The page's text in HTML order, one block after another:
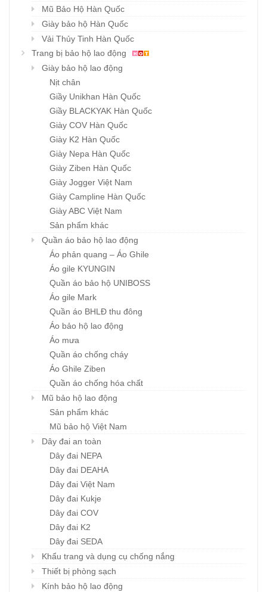
Mũ Bảo Hộ Hàn Quốc
Giày bảo hộ Hàn Quốc
Vải Thủy Tinh Hàn Quốc
Trang bị bảo hộ lao động
Giày bảo hộ lao động
Nịt chân
Giầy Unikhan Hàn Quốc
Giầy BLACKYAK Hàn Quốc
Giày COV Hàn Quốc
Giày K2 Hàn Quốc
Giày Nepa Hàn Quốc
Giày Ziben Hàn Quốc
Giày Jogger Việt Nam
Giày Campline Hàn Quốc
Giày ABC Việt Nam
Sản phẩm khác
Quần áo bảo hộ lao động
Áo phản quang – Áo Ghile
Áo gile KYUNGIN
Quần áo bảo hộ UNIBOSS
Áo gile Mark
Quần áo BHLĐ thu đông
Áo bảo hộ lao động
Áo mưa
Quần áo chống cháy
Áo Ghile Ziben
Quần áo chống hóa chất
Mũ bảo hộ lao động
Sản phẩm khác
Mũ bảo hộ Việt Nam
Dây đai an toàn
Dây đai NEPA
Dây đai DEAHA
Dây đai Việt Nam
Dây đai Kukje
Dây đai COV
Dây đai K2
Dây đai SEDA
Khẩu trang và dụng cụ chống nắng
Thiết bị phòng sạch
Kính bảo hộ lao động